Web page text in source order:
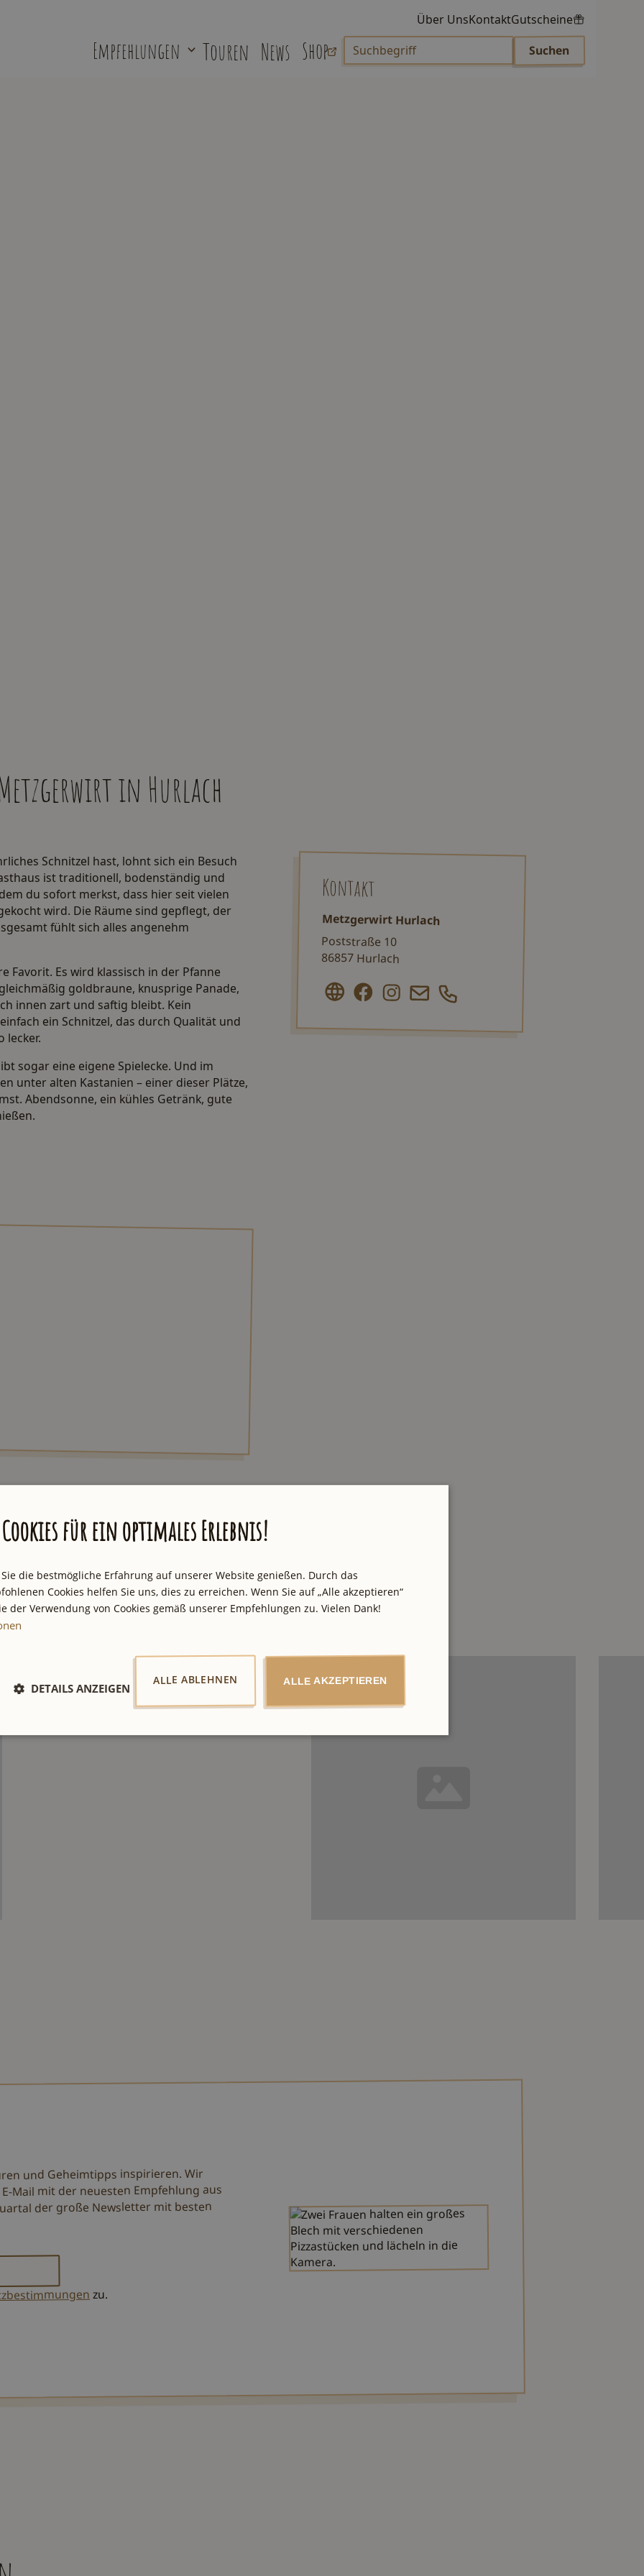
Über UnsKontaktGutscheine
Empfehlungen Touren News Shop
in Hurlach
Schnitzel hast, lohnt sich ein Besuch
ist traditionell, bodenständig und
du sofort merkst, dass hier seit vielen
wird. Die Räume sind gepflegt, der
fühlt sich alles angenehm
Favorit. Es wird klassisch in der Pfanne
goldbraune, knusprige Panade,
innen zart und saftig bleibt. Kein
ein Schnitzel, das durch Qualität und
lecker.
sogar eine eigene Spielecke. Und im
unter alten Kastanien – einer dieser Plätze,
Abendsonne, ein kühles Getränk, gute
Kontakt
Metzgerwirt Hurlach
Poststraße 10
86857 Hurlach
Empfehlung auf einem professionellen
persönliche Meinung wider und wurde
und Geheimtipps inspirieren. Wir
Mail mit der neuesten Empfehlung aus
der große Newsletter mit besten
zu.
für ein optimales Erlebnis!
die bestmögliche Erfahrung auf unserer Website genießen. Durch das
Cookies helfen Sie uns, dies zu erreichen. Wenn Sie auf „Alle akzeptieren“
der Verwendung von Cookies gemäß unserer Empfehlungen zu. Vielen Dank!
ALLE AKZEPTIEREN
ALLE ABLEHNEN
DETAILS ANZEIGEN